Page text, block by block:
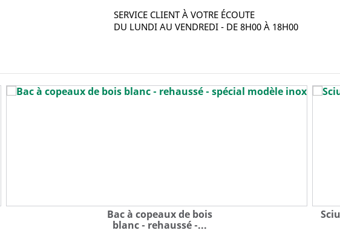
SERVICE CLIENT À VOTRE ÉCOUTE
DU LUNDI AU VENDREDI - DE 8H00 À 18H00
Bac à copeaux de bois
blanc - rehaussé -...